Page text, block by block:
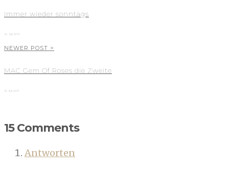
Immer wieder sonntags
10. Juli 2011
NEWER POST >
MAC Gem Of Roses die Zweite
12. Juli 2011
15 Comments
Antworten